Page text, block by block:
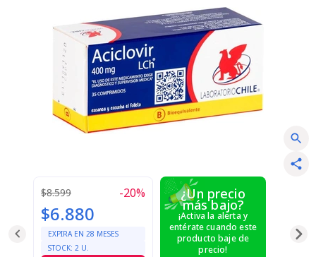
$8.599 -20%
$6.880
EXPIRA EN 28 MESES
STOCK: 2 U.
¿Un precio
más bajo?
¡Activa la alerta y
entérate cuando este
producto baje de
precio!